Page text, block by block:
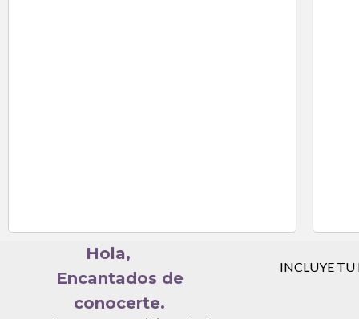
Hola,
Encantados de
conocerte.
INCLUYE TU